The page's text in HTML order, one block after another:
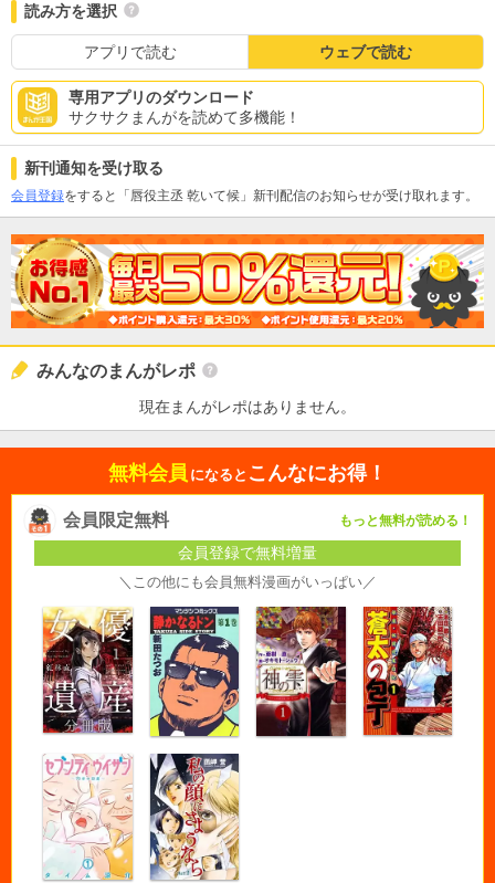
読み方を選択
アプリで読む ウェブで読む
専用アプリのダウンロード
サクサクまんがを読めて多機能！
新刊通知を受け取る
会員登録をすると「唇役主丞 乾いて候」新刊配信のお知らせが受け取れます。
みんなのまんがレポ
現在まんがレポはありません。
無料会員 になると こんなにお得！
会員限定無料 もっと無料が読める！
会員登録で無料増量
＼この他にも会員無料漫画がいっぱい／